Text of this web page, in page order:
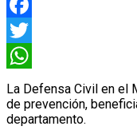
Facebook
Twitter
WhatsApp
La Defensa Civil en el
de prevención,
departamento.